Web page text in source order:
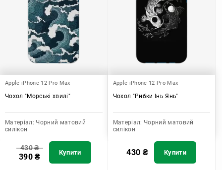
Apple iPhone 12 Pro Max
Чохол "Морські хвилі"
Матеріал: Чорний матовий
силікон
430₴
390₴ Купити
Apple iPhone 12 Pro Max
Чохол "Рибки Інь Янь"
Матеріал: Чорний матовий
силікон
430 ₴ Купити